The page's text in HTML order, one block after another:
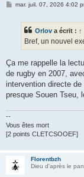
Mmar. juil. 07, 2026 4:02
Orlov a écrit : ↑
Bref, un nouvel
Ça me rappelle la
de rugby en 2007,
intervention directe
presque Souen Tseu,
--
Vous êtes mort
[2 points CLETCSOOEF]
Florentbzh
Dieu d'après le